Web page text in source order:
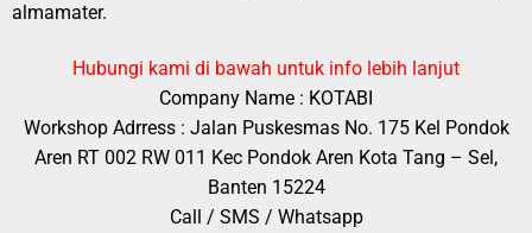
almamater.
Hubungi kami di bawah untuk info lebih lanjut
Company Name : KOTABI
Workshop Adrress : Jalan Puskesmas No. 175 Kel Pondok
Aren RT 002 RW 011 Kec Pondok Aren Kota Tang – Sel,
Banten 15224
Call / SMS / Whatsapp